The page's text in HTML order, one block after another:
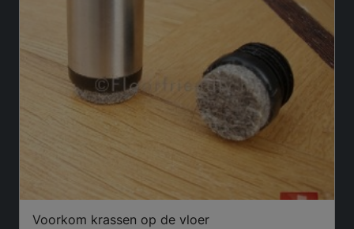
Voorkom krassen op de vloer